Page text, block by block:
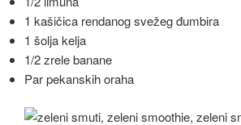
1 kašičica rendanog svežeg đumbira
1 šolja kelja
1/2 zrele banane
Par pekanskih oraha